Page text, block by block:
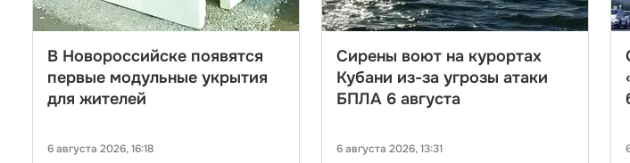
В Новороссийске появятся
первые модульные укрытия
для жителей
6 августа 2026, 16:18
Сирены воют на курортах
Кубани из-за угрозы атаки
БПЛА 6 августа
6 августа 2026, 13:31